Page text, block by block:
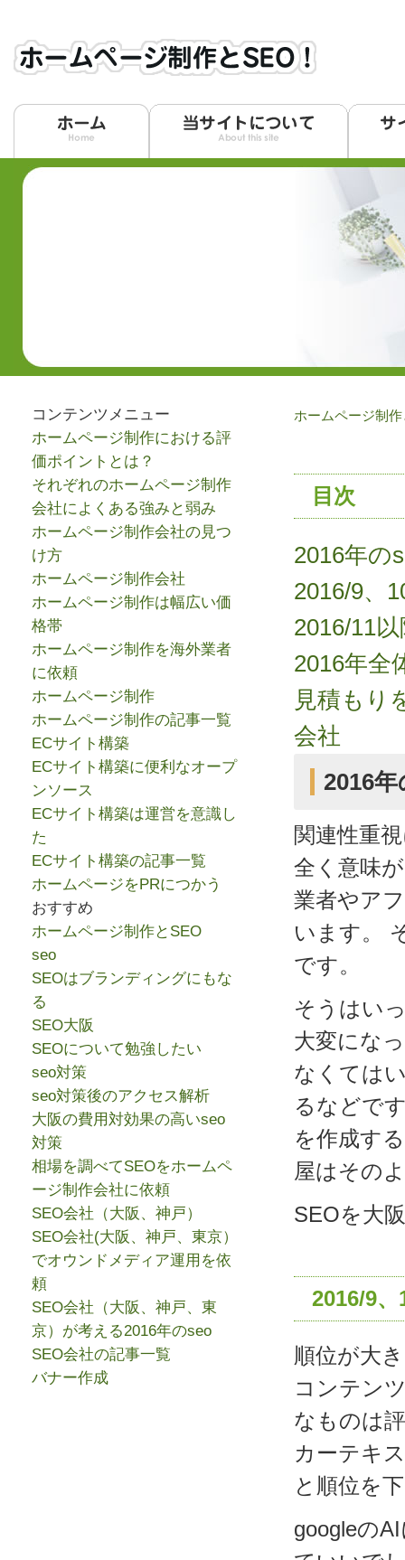
ホームページ制
目次
2016年の
2016/9、
2016/11
2016年全
見積もり
会社
2016
関連性重
全く意味
業者やア
います。
です。
そうはい
大変にな
なくては
るなどで
を作成す
屋はその
SEOを大
2016/9
順位が大
コンテン
なものは
カーテキ
と順位を
googleの
コンテンツメニュー
ホームページ制作における評
価ポイントとは？
それぞれのホームページ制作
会社によくある強みと弱み
ホームページ制作会社の見つ
け方
ホームページ制作会社
ホームページ制作は幅広い価
格帯
ホームページ制作を海外業者
に依頼
ホームページ制作
ホームページ制作の記事一覧
ECサイト構築
ECサイト構築に便利なオープ
ンソース
ECサイト構築は運営を意識し
た
ECサイト構築の記事一覧
ホームページをPRにつかう
おすすめ
ホームページ制作とSEO
seo
SEOはブランディングにもな
る
SEO大阪
SEOについて勉強したい
seo対策
seo対策後のアクセス解析
大阪の費用対効果の高いseo
対策
相場を調べてSEOをホームペ
ージ制作会社に依頼
SEO会社（大阪、神戸）
SEO会社(大阪、神戸、東京）
でオウンドメディア運用を依
頼
SEO会社（大阪、神戸、東
京）が考える2016年のseo
SEO会社の記事一覧
バナー作成